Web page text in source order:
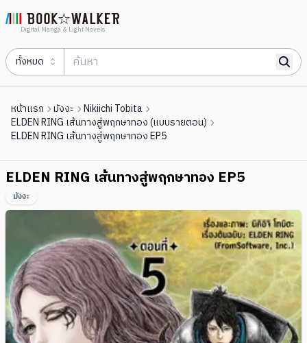
Digital Manga & Light Novels
ทั้งหมด
หน้าแรก มังงะ
Nikiichi Tobita
ELDEN RING เส้นทางสู่พฤกษาทอง (แบบรายตอน)
ELDEN RING เส้นทางสู่พฤกษาทอง EP5
ELDEN RING เส้นทางสู่พฤกษาทอง EP5
มังงะ